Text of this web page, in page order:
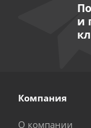
и
Компания
О компании